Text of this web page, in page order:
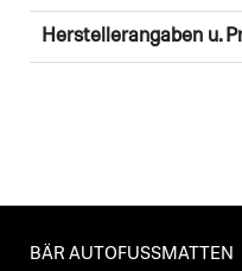
Herstellerangaben u.
BÄR AUTOFUSSMATTEN